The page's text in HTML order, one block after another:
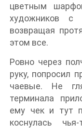
цветным
художников с
возвращая
этом все.
Ровно через
руку, попросил
чаевые. Не
терминала
ему чек и тут
коснулась